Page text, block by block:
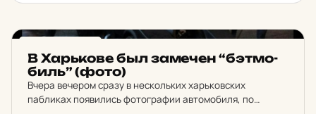
В Харь­ко­ве был за­ме­чен “бэтмо­
биль” (фото)
Вчера вечером сразу в нескольких харьковских
пабликах появились фотографии автомобиля, по